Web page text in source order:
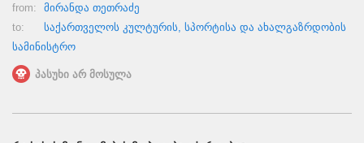
from:
მირანდა თეთრაძე
to:
საქართველოს კულტურის, სპორტისა და ახალგაზრდობის
სამინისტრო
პასუხი არ მოსულა